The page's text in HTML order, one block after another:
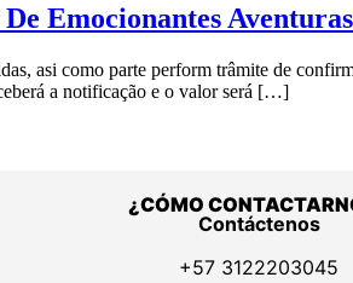
Emocionantes
asi como parte perform trâmite de
a notificação e o valor será […]
¿CÓMO
Contáctenos
+57 3122203045